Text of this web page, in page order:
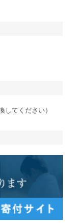
てください）